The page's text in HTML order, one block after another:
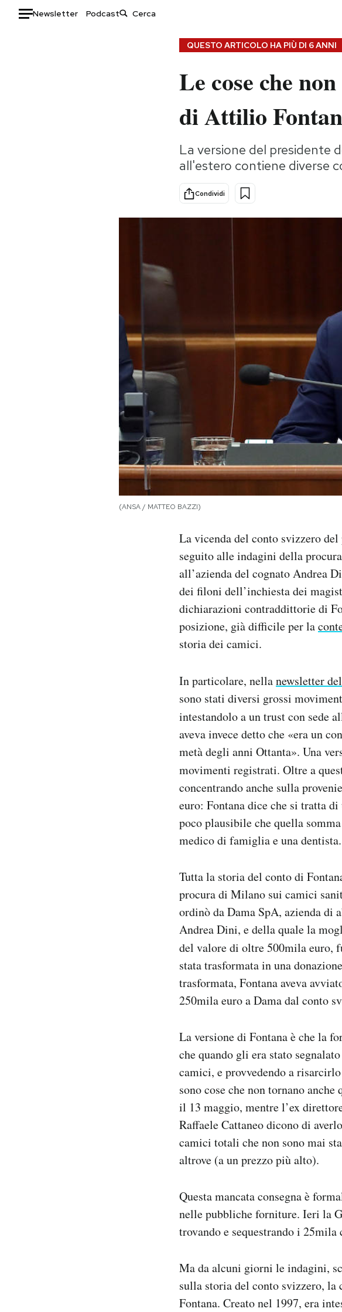
Newsletter Podcast
Storie/Idee
Ok Boomer!
Altrecose
AREA PERSONALE
QUESTO ARTICOLO HA PIÙ DI 6 ANNI
Le cose che
di Attilio
La versione del presidente
all'estero contiene diverse
Condividi
(ANSA / MATTEO BAZZI)
La vicenda del conto svizzero
seguito alle indagini della
all’azienda del cognato Andrea
dei filoni dell’inchiesta dei
dichiarazioni contraddittorie di
posizione, già difficile per la
storia dei camici.
In particolare, nellanewsletter
sono stati diversi grossi
intestandolo a un trust con sede
aveva invece detto che «era un
metà degli anni Ottanta». Una
movimenti registrati. Oltre a
concentrando anche sulla
euro: Fontana dice che si tratta
poco plausibile che quella
medico di famiglia e una dentista.
Tutta la storia del conto di
procura di Milano sui camici
ordinò da Dama SpA, azienda di
Andrea Dini, e della quale la
del valore di oltre 500mila euro,
stata trasformata in una
trasformata, Fontana aveva
250mila euro a Dama dal conto
La versione di Fontana è che la
che quando gli era stato
camici, e provvedendo a
sono cose che non tornano
il 13 maggio, mentre l’ex
Raffaele Cattaneo dicono di
camici totali che non sono mai
altrove (a un prezzo più alto).
Questa mancata consegna è
nelle pubbliche forniture. Ieri la
trovando e sequestrando i
Ma da alcuni giorni le indagini,
sulla storia del conto svizzero, la
Fontana. Creato nel 1997, era